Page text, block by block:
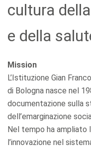
cultura
e della
Mission
L’Istituzione Gian
di Bologna nasce nel
documentazione sulla
dell’emarginazione
Nel tempo ha ampliato
l’innovazione nel